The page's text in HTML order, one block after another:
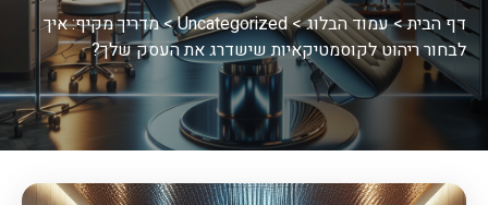
דף הבית>עמוד הבלוג>
Uncategorized
>מדריך מקיף: איך
לבחור ריהוט לקוסמטיקאיות שישדרג את העסק שלך?